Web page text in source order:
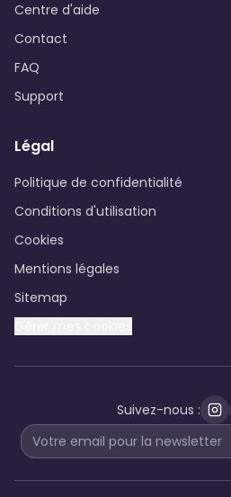
Centre d'aide
Contact
FAQ
Support
Légal
Politique de confidentialité
Conditions d'utilisation
Cookies
Mentions légales
Sitemap
Suivez-nous :